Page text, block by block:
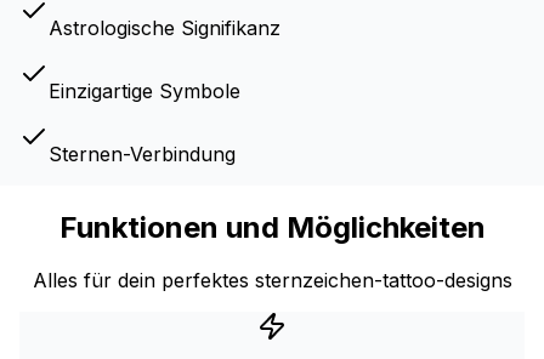
Astrologische Signifikanz
Einzigartige Symbole
Sternen-Verbindung
Funktionen und Möglichkeiten
Alles für dein perfektes sternzeichen-tattoo-designs